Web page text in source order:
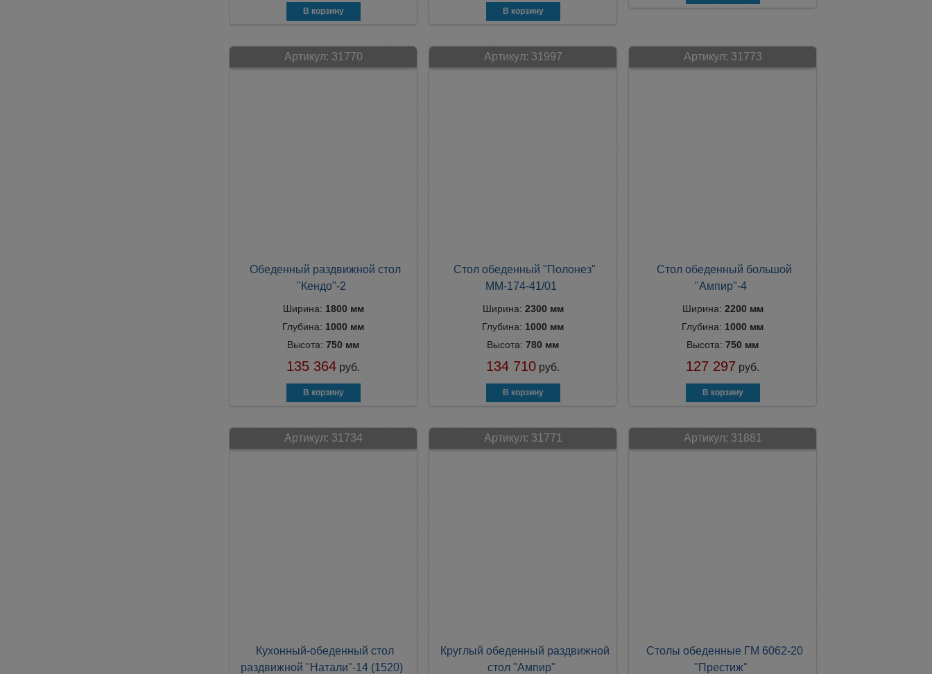
Артикул: 31770
Обеденный раздвижной стол
"Кендо"-2
Ширина: 1800 мм
Глубина: 1000 мм
Высота: 750 мм
135 364 руб.
Артикул: 31997
Стол обеденный "Полонез"
ММ-174-41/01
Ширина: 2300 мм
Глубина: 1000 мм
Высота: 780 мм
134 710 руб.
Артикул: 31773
Стол обеденный большой
"Ампир"-4
Ширина: 2200 мм
Глубина: 1000 мм
Высота: 750 мм
127 297 руб.
Артикул: 31734
Кухонный-обеденный стол
раздвижной "Натали"-14 (1520)
Артикул: 31771
Круглый обеденный раздвижной
стол "Ампир"
Артикул: 31881
Столы обеденные ГМ 6062-20
"Престиж"